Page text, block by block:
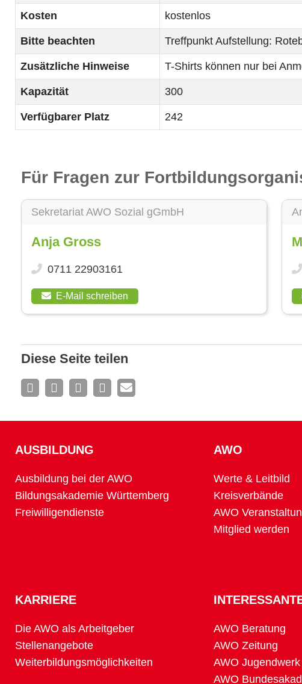
Kosten kostenlos
Bitte beachten Treffpunkt Aufstellung:
Zusätzliche Hinweise T-Shirts können nur bei
Kapazität 300
Verfügbarer Platz 242
Für Fragen zur
Sekretariat AWO Sozial gGmbH
Anja Gross
0711 22903161
E-Mail schreiben
Diese Seite teilen
AUSBILDUNG
Ausbildung bei der AWO
Bildungsakademie Württemberg
Freiwilligendienste
AWO
Werte & Leitbild
Kreisverbände
AWO
Mitglied werden
KARRIERE
Die AWO als Arbeitgeber
Stellenangebote
Weiterbildungsmöglichkeiten
AWO Beratung
AWO Zeitung
AWO Jugendwerk
AWO